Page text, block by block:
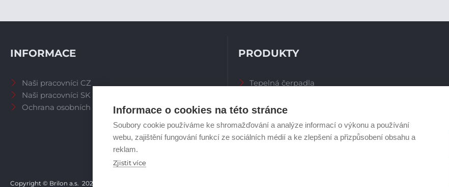
Informace o cookies na této stránce
Soubory cookie používáme ke shromažďování a analýze informací o výkonu a používání
webu, zajištění fungování funkcí ze sociálních médií a ke zlepšení a přizpůsobení obsahu a
reklam.
Zjistit více
INFORMACE
Naši pracovníci CZ
Naši pracovníci SK
Ochrana osobních údajů
PRODUKTY
Tepelná čerpadla
Zásobníky TV
Plynové kotle
Ostatní příslušenství
Copyright © Brilon a.s. 2026